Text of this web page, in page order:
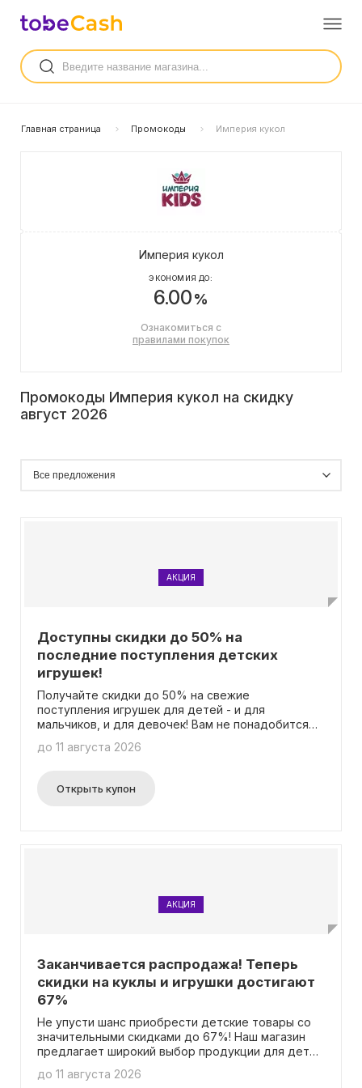
Главная страница Промокоды Империя кукол
Империя кукол
ЭКОНОМИЯ ДО:
6.00%
Ознакомиться с
правилами покупок
Промокоды Империя кукол на скидку
август 2026
АКЦИЯ
Доступны скидки до 50% на
последние поступления детских
игрушек!
Получайте скидки до 50% на свежие
поступления игрушек для детей - и для
мальчиков, и для девочек! Вам не понадобится
акцией.
до 11 августа 2026
Открыть купон
АКЦИЯ
Заканчивается распродажа! Теперь
скидки на куклы и игрушки достигают
67%
Не упусти шанс приобрести детские товары со
значительными скидками до 67%! Наш магазин
предлагает широкий выбор продукции для детей
никакой промокод, чтобы воспользоваться этим
до 11 августа 2026